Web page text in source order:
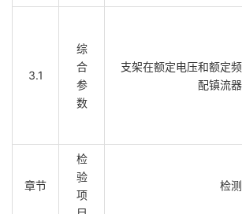
3.1
综
合
参
数
支架在额定电压和额定
配镇流
章节
检
验
项
检